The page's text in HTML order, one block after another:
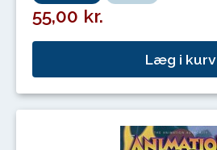
55,00 kr.
Læg i kurv